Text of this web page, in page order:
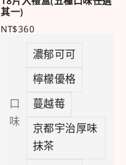
口
味
濃郁可可
檸檬優格
蔓越莓
京都宇治厚味
抹茶
其一)
NT$360